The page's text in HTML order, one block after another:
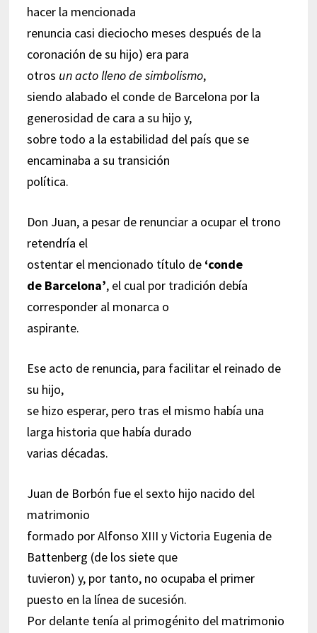
hacer la mencionada
renuncia casi dieciocho meses después de la
coronación de su hijo) era para
otros un acto lleno de simbolismo,
siendo alabado el conde de Barcelona por la
generosidad de cara a su hijo y,
sobre todo a la estabilidad del país que se
encaminaba a su transición
política.
Don Juan, a pesar de renunciar a ocupar el trono
retendría el
ostentar el mencionado título de ‘conde
de Barcelona’, el cual por tradición debía
corresponder al monarca o
aspirante.
Ese acto de renuncia, para facilitar el reinado de
su hijo,
se hizo esperar, pero tras el mismo había una
larga historia que había durado
varias décadas.
Juan de Borbón fue el sexto hijo nacido del
matrimonio
formado por Alfonso XIII y Victoria Eugenia de
Battenberg (de los siete que
tuvieron) y, por tanto, no ocupaba el primer
puesto en la línea de sucesión.
Por delante tenía al primogénito del matrimonio